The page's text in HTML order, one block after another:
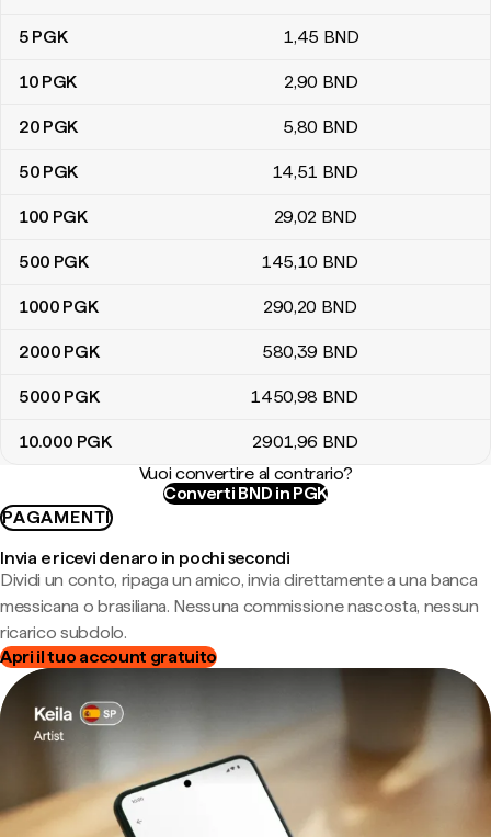
Tabella di conversione da kina papuane a dollari del Brunei
5 PGK 1,45 BND
10 PGK 2,90 BND
20 PGK 5,80 BND
50 PGK 14,51 BND
100 PGK 29,02 BND
500 PGK 145,10 BND
1000 PGK 290,20 BND
2000 PGK 580,39 BND
5000 PGK 1450,98 BND
10.000 PGK 2901,96 BND
Vuoi convertire al contrario?
Converti BND in PGK
PAGAMENTI
Invia e ricevi denaro in pochi secondi
Dividi un conto, ripaga un amico, invia direttamente a una banca
messicana o brasiliana. Nessuna commissione nascosta, nessun
ricarico subdolo.
Apri il tuo account gratuito